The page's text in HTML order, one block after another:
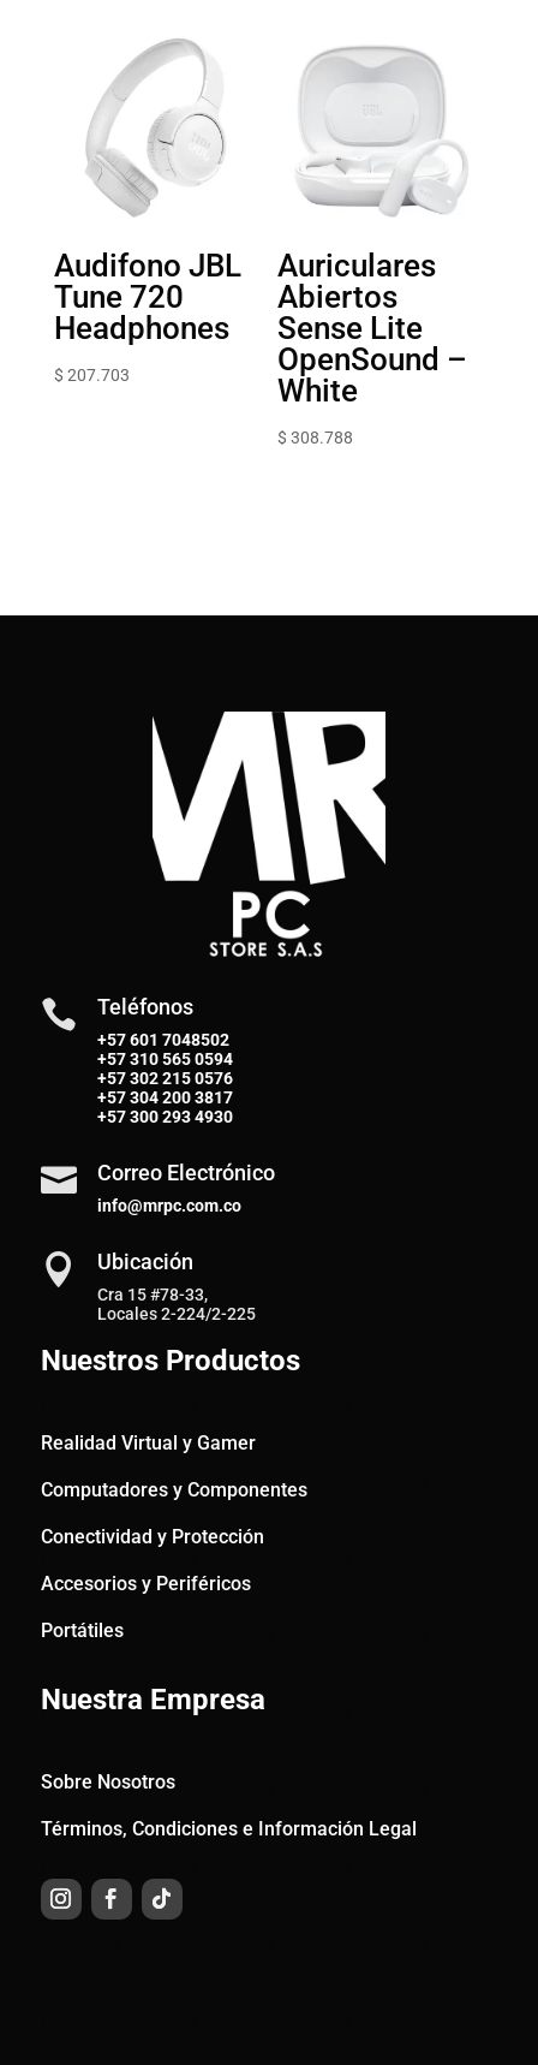
Audifono JBL
Tune 720
Headphones
$ 207.703
Auriculares
Abiertos
Sense Lite
OpenSound –
White
$ 308.788
 Teléfonos
+57 601 7048502
+57310 565 0594
+57302 215 0576
+57304 200 3817
+57300 293 4930
 Correo Electrónico
info@mrpc.com.co
 Ubicación
Cra 15 #78-33,
Locales 2-224/2-225
Nuestros Productos
Realidad Virtual y Gamer
Computadores y Componentes
Conectividad y Protección
Accesorios y Periféricos
Portátiles
Nuestra Empresa
Sobre Nosotros
Términos, Condiciones e Información Legal